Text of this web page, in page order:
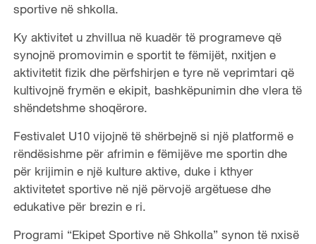
sportive në shkolla.
Ky aktivitet u zhvillua në kuadër të programeve që
synojnë promovimin e sportit te fëmijët, nxitjen e
aktivitetit fizik dhe përfshirjen e tyre në veprimtari që
kultivojnë frymën e ekipit, bashkëpunimin dhe vlera të
shëndetshme shoqërore.
Festivalet U10 vijojnë të shërbejnë si një platformë e
rëndësishme për afrimin e fëmijëve me sportin dhe
për krijimin e një kulture aktive, duke i kthyer
aktivitetet sportive në një përvojë argëtuese dhe
edukative për brezin e ri.
Programi “Ekipet Sportive në Shkolla” synon të nxisë